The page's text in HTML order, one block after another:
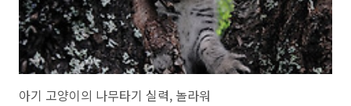
아기 고양이의 나무타기 실력, 놀라워